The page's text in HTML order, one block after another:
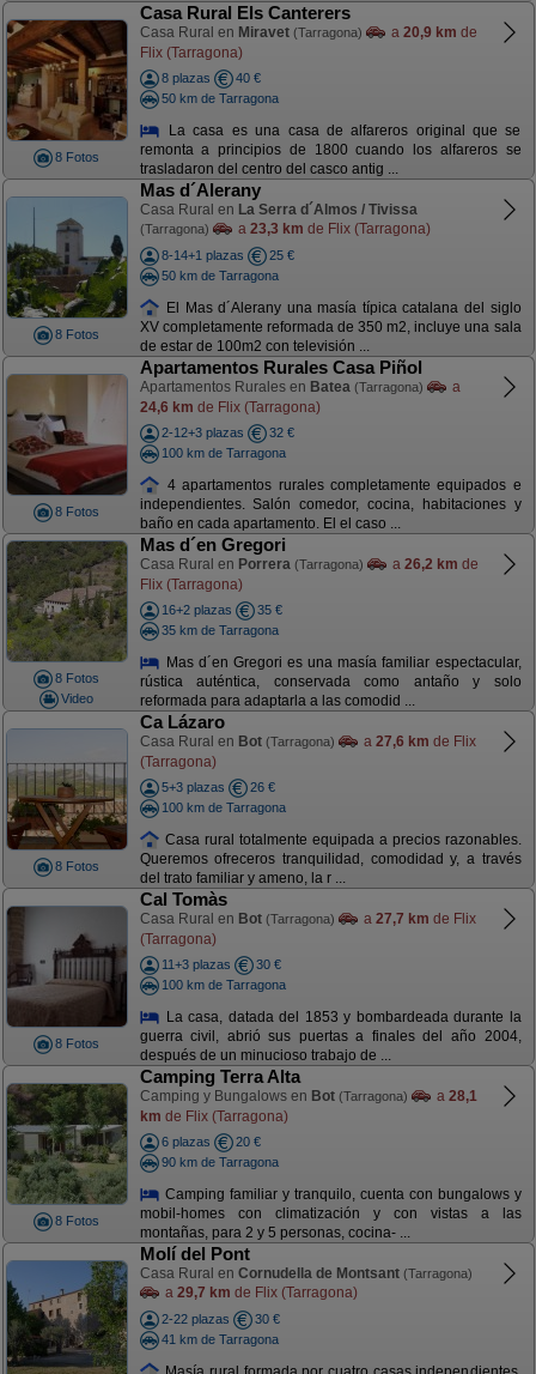
8 Fotos
Casa Rural Els Canterers
Casa Rural en Miravet (Tarragona) a 20,9 km de
Flix (Tarragona)
8 plazas
40 €
50 km de Tarragona
La casa es una casa de alfareros original que se
remonta a principios de 1800 cuando los alfareros se
trasladaron del centro del casco antig ...
8 Fotos
Mas d´Alerany
Casa Rural en La Serra d´Almos / Tivissa
(Tarragona) a 23,3 km de Flix (Tarragona)
8-14+1 plazas
25 €
50 km de Tarragona
El Mas d´Alerany una masía típica catalana del siglo
XV completamente reformada de 350 m2, incluye una sala
de estar de 100m2 con televisión ...
8 Fotos
Apartamentos Rurales Casa Piñol
Apartamentos Rurales en Batea (Tarragona)
a
24,6 km de Flix (Tarragona)
2-12+3 plazas
32 €
100 km de Tarragona
4 apartamentos rurales completamente equipados e
independientes. Salón comedor, cocina, habitaciones y
baño en cada apartamento. El el caso ...
8 Fotos
Video
Mas d´en Gregori
Casa Rural en Porrera (Tarragona) a 26,2 km de
Flix (Tarragona)
16+2 plazas
35 €
35 km de Tarragona
Mas d´en Gregori es una masía familiar espectacular,
rústica auténtica, conservada como antaño y solo
reformada para adaptarla a las comodid ...
8 Fotos
Ca Lázaro
Casa Rural en Bot (Tarragona) a 27,6 km de Flix
(Tarragona)
5+3 plazas
26 €
100 km de Tarragona
Casa rural totalmente equipada a precios razonables.
Queremos ofreceros tranquilidad, comodidad y, a través
del trato familiar y ameno, la r ...
8 Fotos
Cal Tomàs
Casa Rural en Bot (Tarragona) a 27,7 km de Flix
(Tarragona)
11+3 plazas
30 €
100 km de Tarragona
La casa, datada del 1853 y bombardeada durante la
guerra civil, abrió sus puertas a finales del año 2004,
después de un minucioso trabajo de ...
8 Fotos
Camping Terra Alta
Camping y Bungalows en Bot (Tarragona) a 28,1
km de Flix (Tarragona)
6 plazas
20 €
90 km de Tarragona
Camping familiar y tranquilo, cuenta con bungalows y
mobil-homes con climatización y con vistas a las
montañas, para 2 y 5 personas, cocina- ...
Molí del Pont
Casa Rural en Cornudella de Montsant (Tarragona)
a 29,7 km de Flix (Tarragona)
2-22 plazas
30 €
41 km de Tarragona